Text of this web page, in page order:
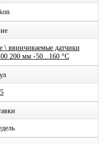
\ ввинчиваемые датчики
200 мм -50...160 °C